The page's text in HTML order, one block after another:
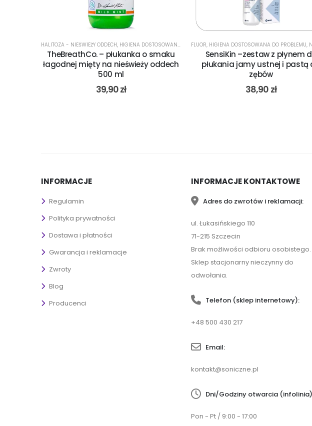
,PŁYN DO PŁUKANIA JAMY USTNEJ,PŁYN DO PŁUKANIA JAMY USTNEJ NA NADWRAŻLIWOŚĆ,PROBLEMY,
HALITOZA - NIEŚWIEŻY ODDECH, HIGIENA DOSTOSOWANA DO PROBLEMU ,PŁYN DO PŁUKANIA JAMY USTNEJ,
TheBreathCo. – płukanka o smaku
łagodnej mięty na nieświeży oddech
500 ml
39,90zł
FLUOR, HIGIENA DOSTOSOWANA DO PROBLEMU,
SensiKin –zestaw z płynem
płukania jamy ustnej i pastą
zębów
38,90 zł
INFORMACJE
Regulamin
Polityka prywatności
Dostawa i płatności
Gwarancja i reklamacje
Zwroty
Blog
Producenci
INFORMACJE KONTAKTOWE
Adres do zwrotów i reklamacji:
ul. Łukasińskiego 110
71-215 Szczecin
Brak możliwości odbioru osobistego.
Sklep stacjonarny nieczynny do
odwołania.
Telefon (sklep internetowy):
+48 500 430 217
Email:
kontakt@soniczne.pl
Dni/Godziny otwarcia
Pon - Pt / 9:00 - 17:00